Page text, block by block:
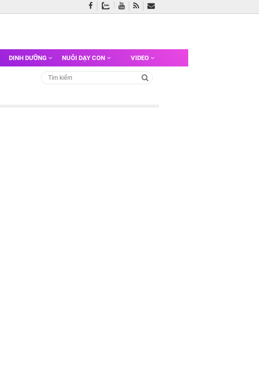
DINH DƯỠNG NUÔI DẠY CON VIDEO